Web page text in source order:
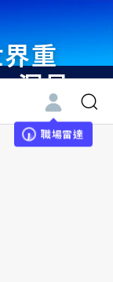
重
洞見
與
領袖
職場雷達